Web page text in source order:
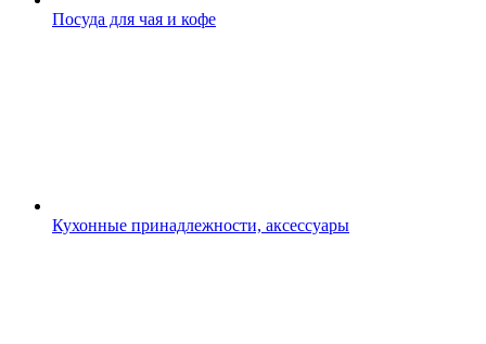
Посуда для чая и кофе
Кухонные принадлежности, аксессуары